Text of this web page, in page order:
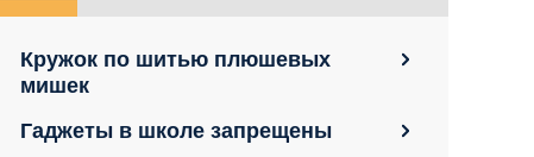
Кружок по шитью плюшевых
мишек
Гаджеты в школе запрещены